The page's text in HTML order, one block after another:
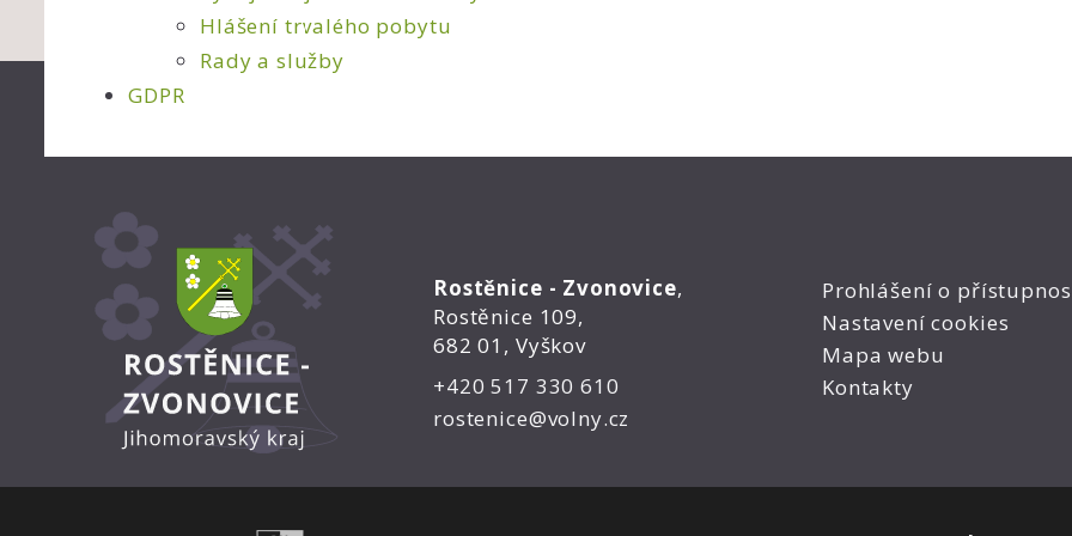
Hlášení trvalého pobytu
Rady a služby
GDPR
Rostěnice - Zvonovice,
Rostěnice 109,
682 01, Vyškov
+420 517 330 610
rostenice@volny.cz
Prohlášení o
Nastavení cookies
Mapa webu
Kontakty